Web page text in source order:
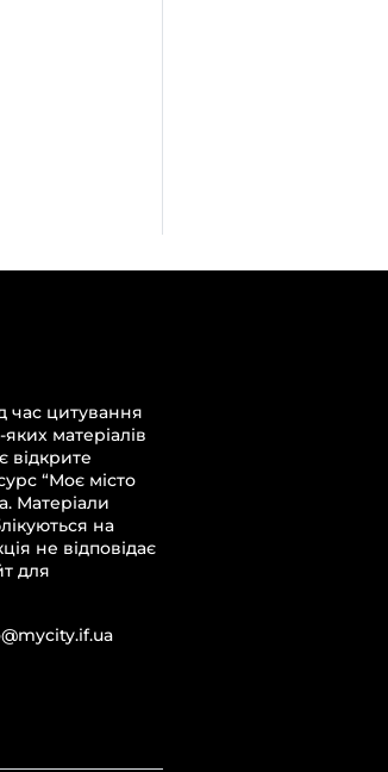
час цитування
матеріалів
відкрите
“Моє місто
Матеріали
на
не відповідає
для